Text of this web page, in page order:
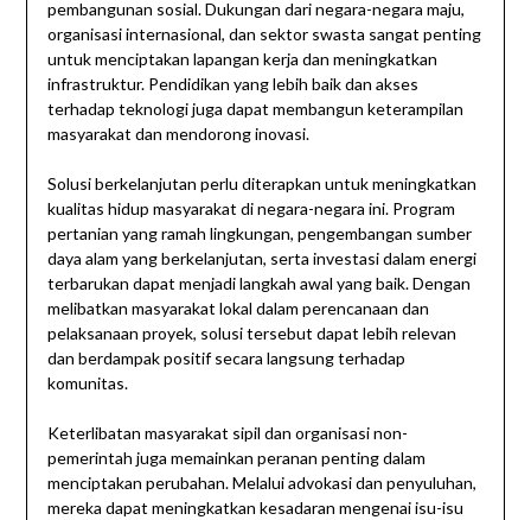
pembangunan sosial. Dukungan dari negara-negara maju,
organisasi internasional, dan sektor swasta sangat penting
untuk menciptakan lapangan kerja dan meningkatkan
infrastruktur. Pendidikan yang lebih baik dan akses
terhadap teknologi juga dapat membangun keterampilan
masyarakat dan mendorong inovasi.
Solusi berkelanjutan perlu diterapkan untuk meningkatkan
kualitas hidup masyarakat di negara-negara ini. Program
pertanian yang ramah lingkungan, pengembangan sumber
daya alam yang berkelanjutan, serta investasi dalam energi
terbarukan dapat menjadi langkah awal yang baik. Dengan
melibatkan masyarakat lokal dalam perencanaan dan
pelaksanaan proyek, solusi tersebut dapat lebih relevan
dan berdampak positif secara langsung terhadap
komunitas.
Keterlibatan masyarakat sipil dan organisasi non-
pemerintah juga memainkan peranan penting dalam
menciptakan perubahan. Melalui advokasi dan penyuluhan,
mereka dapat meningkatkan kesadaran mengenai isu-isu